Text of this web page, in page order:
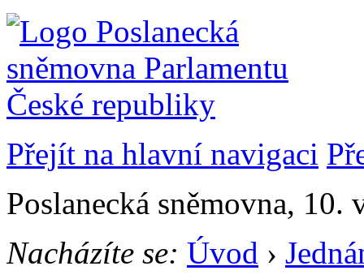
Přejít na hlavní navigaci
Poslanecká sněmovna,
Nacházíte se: Úvod ›